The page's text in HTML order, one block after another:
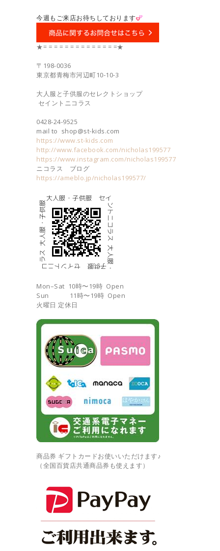
今週もご来店お待ちしております
★= = = = = = = = = = = = = =★
〒198-0036
東京都青梅市河辺町10-10-3
大人服と子供服のセレクトショップ
セイントニコラス
0428-24-9525
mail to shop@st-kids.com
https://www.st-kids.com
http://www.facebook.com/nicholas199577
https://www.instagram.com/nicholas199577
ニコラス ブログ
https://ameblo.jp/nicholas199577/
Mon–Sat 10時〜19時 Open
Sun 11時〜19時 Open
火曜日 定休日
商品券 ギフトカードお使いいただけます♪
（全国百貨店共通商品券も使えます）